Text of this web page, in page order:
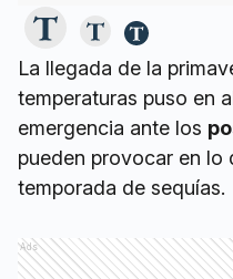
La llegada de la
temperaturas puso en
emergencia ante los
pueden provocar en lo
temporada de sequías.
Ads